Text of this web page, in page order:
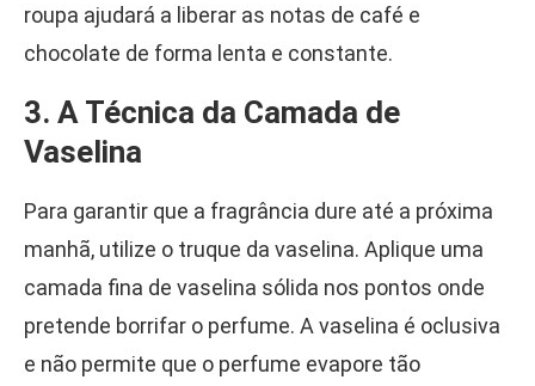
roupa ajudará a liberar as notas de café e
chocolate de forma lenta e constante.
3. A Técnica da Camada de
Vaselina
Para garantir que a fragrância dure até a próxima
manhã, utilize o truque da vaselina. Aplique uma
camada fina de vaselina sólida nos pontos onde
pretende borrifar o perfume. A vaselina é oclusiva
e não permite que o perfume evapore tão